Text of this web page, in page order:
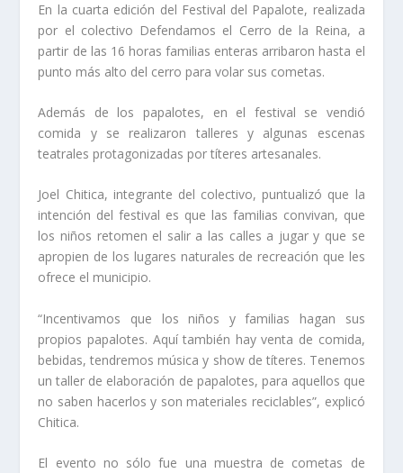
En la cuarta edición del Festival del Papalote, realizada
por el colectivo Defendamos el Cerro de la Reina, a
partir de las 16 horas familias enteras arribaron hasta el
punto más alto del cerro para volar sus cometas.
Además de los papalotes, en el festival se vendió
comida y se realizaron talleres y algunas escenas
teatrales protagonizadas por títeres artesanales.
Joel Chitica, integrante del colectivo, puntualizó que la
intención del festival es que las familias convivan, que
los niños retomen el salir a las calles a jugar y que se
apropien de los lugares naturales de recreación que les
ofrece el municipio.
“Incentivamos que los niños y familias hagan sus
propios papalotes. Aquí también hay venta de comida,
bebidas, tendremos música y show de títeres. Tenemos
un taller de elaboración de papalotes, para aquellos que
no saben hacerlos y son materiales reciclables”, explicó
Chitica.
El evento no sólo fue una muestra de cometas de